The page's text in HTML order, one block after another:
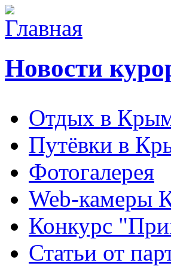
Новости
Отдых в
Путёвки в
Фотогалерея
Web-камеры
Конкурс
Статьи от